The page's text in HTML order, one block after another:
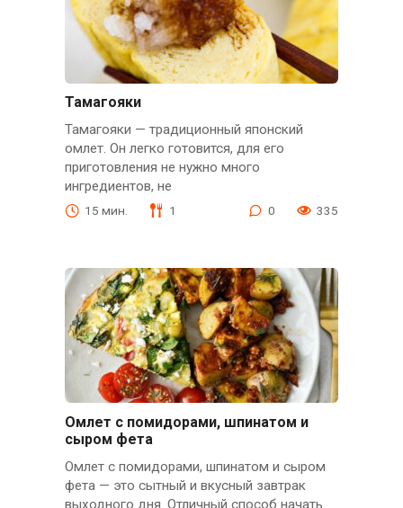
Тамагояки
Тамагояки — традиционный японский
омлет. Он легко готовится, для его
приготовления не нужно много
ингредиентов, не
15 мин. 1 0 335
Омлет с помидорами, шпинатом и
сыром фета
Омлет с помидорами, шпинатом и сыром
фета — это сытный и вкусный завтрак
выходного дня. Отличный способ начать